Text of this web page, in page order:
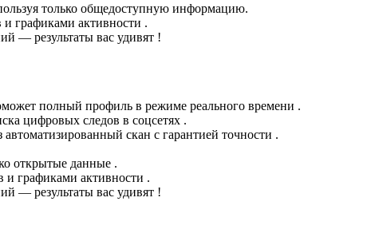
только общедоступную информацию.
и графиками активности .
— результаты вас удивят !
полный профиль в режиме реального времени .
цифровых следов в соцсетях .
скан с гарантией точности .
открытые данные .
и графиками активности .
— результаты вас удивят !